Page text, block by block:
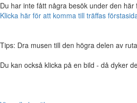
Du har inte fått några besök under den
Klicka här för att komma till träffas
Tips: Dra musen till den högra delen av
Du kan också klicka på en bild - då dyker